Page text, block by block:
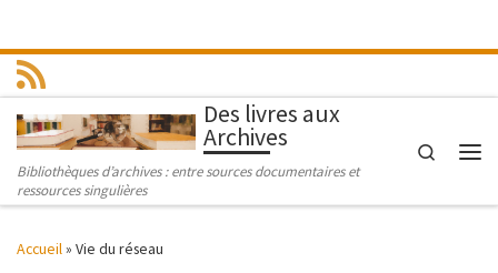
Des livres aux
Archives
Bibliothèques d’archives : entre sources documentaires et
ressources singulières
Search
Accueil» Vie du réseau